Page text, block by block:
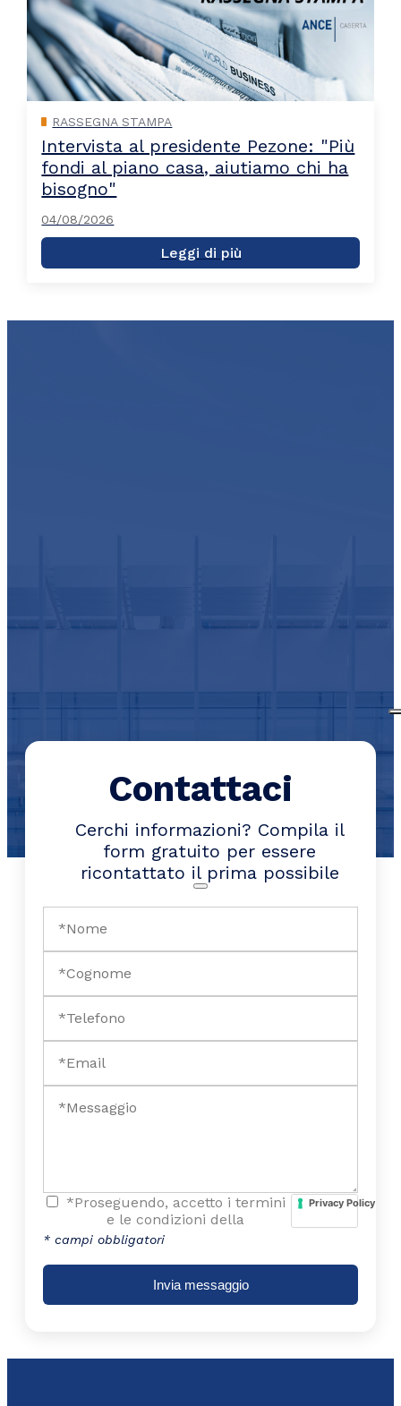
RASSEGNA STAMPA
Intervista al presidente Pezone: "Più
fondi al piano casa, aiutiamo chi ha
bisogno"
04/08/2026
Leggi di più
Contattaci
Cerchi informazioni? Compila il
form gratuito per essere
ricontattato il prima possibile
*Proseguendo, accetto i termini
e le condizioni della
Privacy Policy
* campi obbligatori
Invia messaggio